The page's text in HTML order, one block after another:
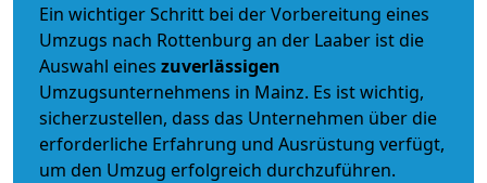
Ein wichtiger Schritt bei der Vorbereitung eines
Umzugs nach Rottenburg an der Laaber ist die
Auswahl eines zuverlässigen
Umzugsunternehmens in Mainz. Es ist wichtig,
sicherzustellen, dass das Unternehmen über die
erforderliche Erfahrung und Ausrüstung verfügt,
um den Umzug erfolgreich durchzuführen.